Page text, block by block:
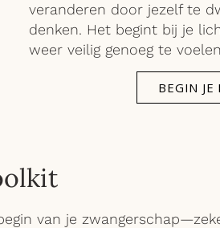
veranderen door jezelf te
denken. Het begint bij je
weer veilig genoeg te
BEGIN JE
van je